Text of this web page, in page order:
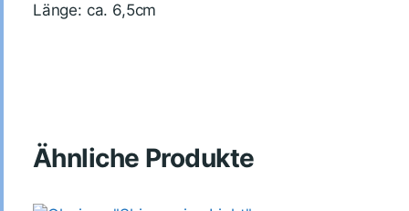
Länge: ca. 6,5cm
Ähnliche Produkte